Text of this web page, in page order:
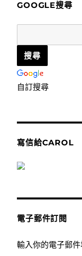
GOOGLE搜尋
自訂搜尋
寫信給CAROL
電子郵件訂閱
輸入你的電子郵